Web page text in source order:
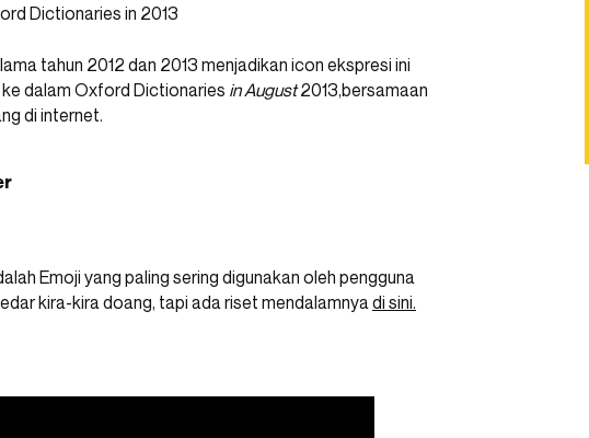
tahun 2012 dan 2013 menjadikan icon ekspresi ini
dalam Oxford Dictionaries in August2013,bersamaan
di internet.
Emoji yang paling sering digunakan oleh pengguna
kira-kira doang, tapi ada riset mendalamnya di sini.